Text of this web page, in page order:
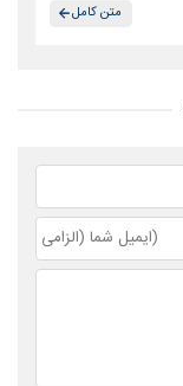
متن کامل